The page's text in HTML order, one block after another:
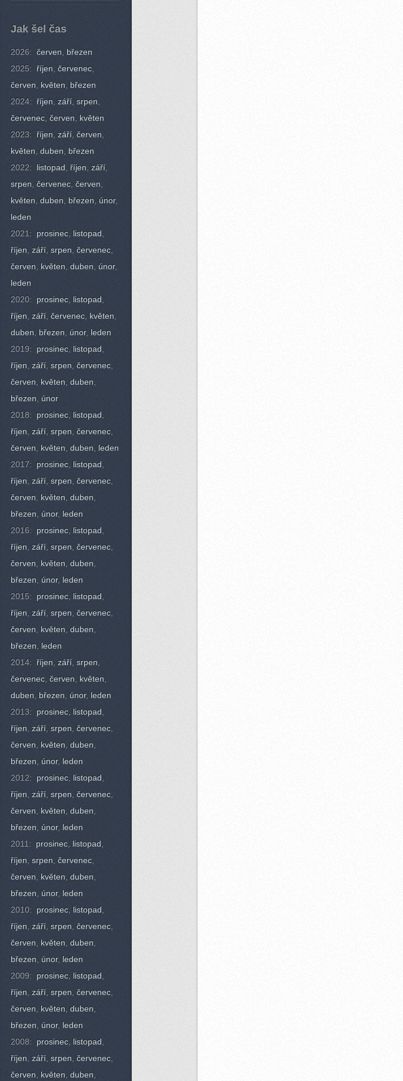
Jak šel čas
2026:červen, březen
2025:říjen,červenec,
červen, květen, březen
2024:říjen,září,srpen,
červenec,červen, květen
2023:říjen,září,červen,
květen,duben, březen
2022: listopad,říjen,září,
srpen,červenec,červen,
květen,duben, březen,únor,
leden
2021:prosinec, listopad,
říjen,září,srpen,červenec,
červen, květen,duben,únor,
leden
2020:prosinec, listopad,
říjen,září,červenec, květen,
duben, březen,únor, leden
2019:prosinec, listopad,
říjen,září,srpen,červenec,
červen, květen,duben,
březen,únor
2018:prosinec, listopad,
říjen,září,srpen,červenec,
červen, květen,duben, leden
2017:prosinec, listopad,
říjen,září,srpen,červenec,
červen, květen,duben,
březen,únor, leden
2016:prosinec, listopad,
říjen,září,srpen,červenec,
červen, květen,duben,
březen,únor, leden
2015:prosinec, listopad,
říjen,září,srpen,červenec,
červen, květen,duben,
březen, leden
2014:říjen,září,srpen,
červenec,červen, květen,
duben, březen,únor, leden
2013:prosinec, listopad,
říjen,září,srpen,červenec,
červen, květen,duben,
březen,únor, leden
2012:prosinec, listopad,
říjen,září,srpen,červenec,
červen, květen,duben,
březen,únor, leden
2011:prosinec, listopad,
říjen,srpen,červenec,
červen, květen,duben,
březen,únor, leden
2010:prosinec, listopad,
říjen,září,srpen,červenec,
červen, květen,duben,
březen,únor, leden
2009:prosinec, listopad,
říjen,září,srpen,červenec,
červen, květen,duben,
březen,únor, leden
2008:prosinec, listopad,
říjen,září,srpen,červenec,
červen, květen,duben,